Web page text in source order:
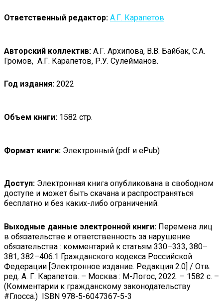
Ответственный редактор: А.Г. Карапетов
Авторский коллектив: А.Г. Архипова, В.В. Байбак, С.А.
Громов, А.Г. Карапетов, Р.У. Сулейманов.
Год издания: 2022
Объем книги: 1582 стр.
Формат книги: Электронный (pdf и ePub)
Доступ: Электронная книга опубликована в свободном
доступе и может быть скачана и распространяться
бесплатно и без каких-либо ограничений.
Выходные данные электронной книги: Перемена лиц
в обязательстве и ответственность за нарушение
обязательства : комментарий к статьям 330–333, 380–
381, 382–406.1 Гражданского кодекса Российской
Федерации [Электронное издание. Редакция 2.0] / Отв.
ред. А. Г. Карапетов. – Москва : М-Логос, 2022. – 1582 с. –
(Комментарии к гражданскому законодательству
#Глосса.)
ISBN 978-5-6047367-5-3